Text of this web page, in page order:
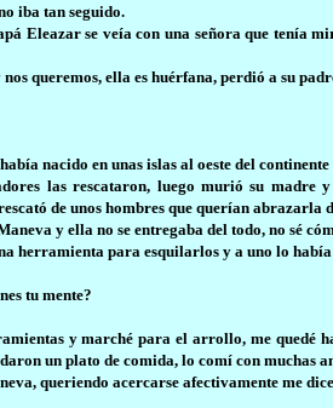
iba tan seguido.
Eleazar se veía con una señora que tenía
queremos, ella es huérfana, perdió a su
nacido en unas islas al oeste del
las rescataron, luego murió su
de unos hombres que querían abrazarla
y ella no se entregaba del todo, no sé
herramienta para esquilarlos y a uno lo
tu mente?
y marché para el arrollo, me quedé
un plato de comida, lo comí con muchas
queriendo acercarse afectivamente me